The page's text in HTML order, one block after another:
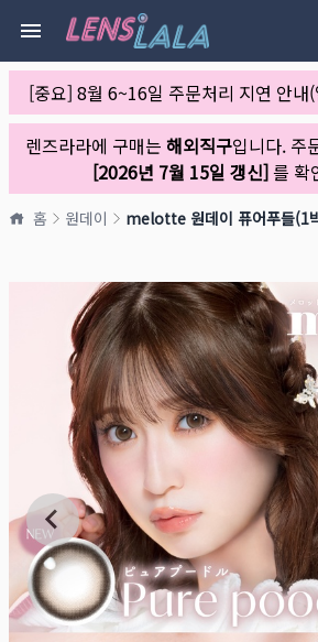
[중요] 8월 6~16일 주문처리 지연 안내
렌즈라라에 구매는 해외직구입니다. 주
[2026년 7월 15일 갱신]를 확
홈 원데이 melotte 원데이 퓨어푸들(1